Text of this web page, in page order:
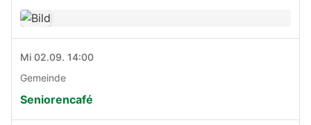
Mi 02.09. 14:00
Gemeinde
Seniorencafé